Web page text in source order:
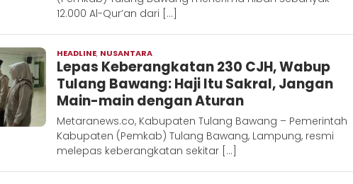
12.000 Al-Qur’an dari […]
HEADLINE, NUSANTARA
Hadi
Lepas Keberangkatan 230 CJH, Wabup
Tulang Bawang: Haji Itu Sakral, Jangan
Main-main dengan Aturan
Metaranews.co, Kabupaten Tulang Bawang – Pemerintah
Kabupaten (Pemkab) Tulang Bawang, Lampung, resmi
melepas keberangkatan sekitar […]